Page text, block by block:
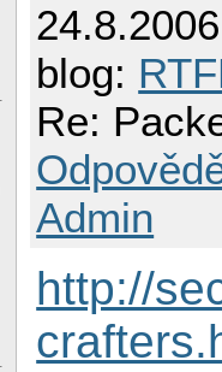
blog:
Re:
Admin
http://